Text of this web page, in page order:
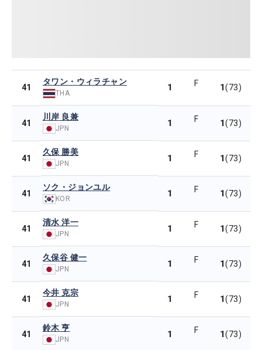
41
タワン・ウィラチャン
THA
1 F 1(73)
41
川岸 良兼
JPN 1 F 1(73)
41
久保 勝美
JPN 1 F 1(73)
41
ソク・ジョンユル
KOR 1 F 1(73)
41
清水 洋一
JPN 1 F 1(73)
41
久保谷 健一
JPN 1 F 1(73)
41
今井 克宗
JPN 1 F 1(73)
41
鈴木 亨
JPN 1 F 1(73)